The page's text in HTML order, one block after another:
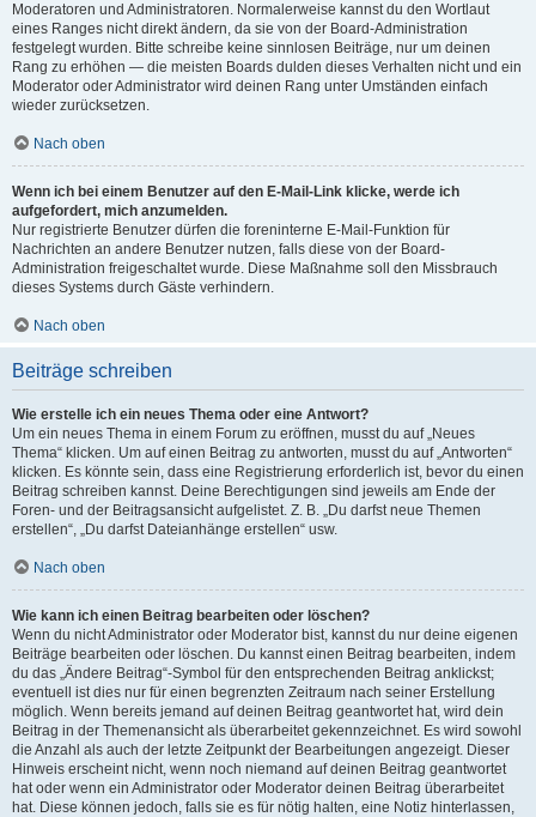
Moderatoren und Administratoren. Normalerweise kannst du den Wortlaut
eines Ranges nicht direkt ändern, da sie von der Board-Administration
festgelegt wurden. Bitte schreibe keine sinnlosen Beiträge, nur um deinen
Rang zu erhöhen — die meisten Boards dulden dieses Verhalten nicht und ein
Moderator oder Administrator wird deinen Rang unter Umständen einfach
wieder zurücksetzen.
Nach oben
Wenn ich bei einem Benutzer auf den E-Mail-Link klicke, werde ich
aufgefordert, mich anzumelden.
Nur registrierte Benutzer dürfen die foreninterne E-Mail-Funktion für
Nachrichten an andere Benutzer nutzen, falls diese von der Board-
Administration freigeschaltet wurde. Diese Maßnahme soll den Missbrauch
dieses Systems durch Gäste verhindern.
Nach oben
Beiträge schreiben
Wie erstelle ich ein neues Thema oder eine Antwort?
Um ein neues Thema in einem Forum zu eröffnen, musst du auf „Neues
Thema“ klicken. Um auf einen Beitrag zu antworten, musst du auf „Antworten“
klicken. Es könnte sein, dass eine Registrierung erforderlich ist, bevor du einen
Beitrag schreiben kannst. Deine Berechtigungen sind jeweils am Ende der
Foren- und der Beitragsansicht aufgelistet. Z. B. „Du darfst neue Themen
erstellen“, „Du darfst Dateianhänge erstellen“ usw.
Nach oben
Wie kann ich einen Beitrag bearbeiten oder löschen?
Wenn du nicht Administrator oder Moderator bist, kannst du nur deine eigenen
Beiträge bearbeiten oder löschen. Du kannst einen Beitrag bearbeiten, indem
du das „Ändere Beitrag“-Symbol für den entsprechenden Beitrag anklickst;
eventuell ist dies nur für einen begrenzten Zeitraum nach seiner Erstellung
möglich. Wenn bereits jemand auf deinen Beitrag geantwortet hat, wird dein
Beitrag in der Themenansicht als überarbeitet gekennzeichnet. Es wird sowohl
die Anzahl als auch der letzte Zeitpunkt der Bearbeitungen angezeigt. Dieser
Hinweis erscheint nicht, wenn noch niemand auf deinen Beitrag geantwortet
hat oder wenn ein Administrator oder Moderator deinen Beitrag überarbeitet
hat. Diese können jedoch, falls sie es für nötig halten, eine Notiz hinterlassen,